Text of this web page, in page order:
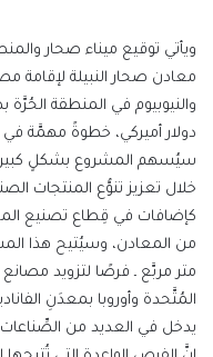
ويأتي توقيع ميناء صحار
معادن صحار النبيلة لإقامة
دولار أميركي، خطوةً مهمَّة
سيُسهم المشروع بشكلٍ كبير
خلال تعزيز تنوُّع المنتجات
كإضافات في قِطاع تصنيع
متر مربَّع ـ فرصًا لتزويد مصانع
المُتَّحدة وأوروبا بمعدَنِ
يدخل في العديد من الصِّناعات